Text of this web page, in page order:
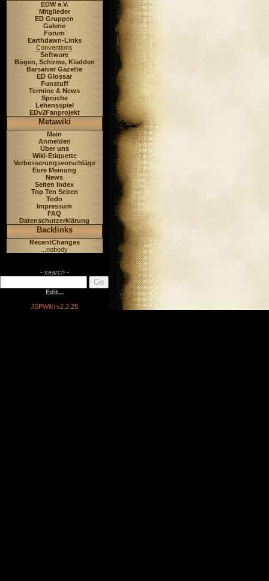
EDW e.V.
Mitglieder
ED Gruppen
Galerie
Forum
Earthdawn-Links
Conventions
Software
Bögen, Schirme, Kladden
Barsaiver Gazette
ED Glossar
Funstuff
Termine & News
Sprüche
Lehensspiel
EDv2Fanprojekt
Metawiki
Main
Anmelden
Über uns
Wiki-Etiquette
Verbesserungsvorschläge
Eure Meinung
News
Seiten Index
Top Ten Seiten
Todo
Impressum
FAQ
Datenschutzerklärung
Backlinks
RecentChanges
...nobody
- search -
Edit...
JSPWiki v2.2.28